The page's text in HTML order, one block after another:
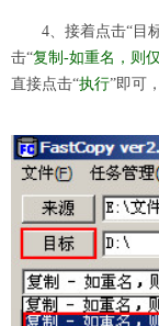
4、接着点击“目标
击“复制-如重名，则
直接点击“执行”即可